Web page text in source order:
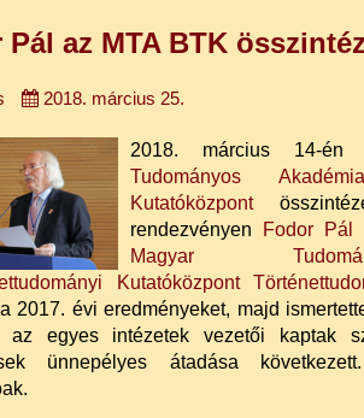
Pál az MTA BTK
2018. március 25.
2018. március 14-
Tudományos
Kutatóközpont
rendezvényen
Fodor Pál
Magyar
Kutatóközpont
2017. évi eredményeket, majd
az egyes intézetek vezetői kaptak
ünnepélyes átadása